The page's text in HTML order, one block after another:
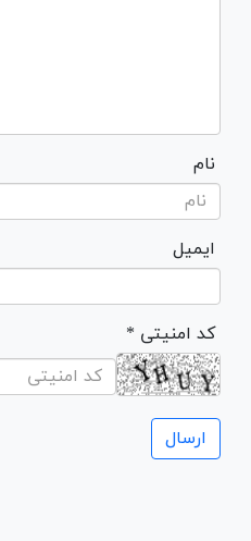
نام
ایمیل
* کد امنیتی